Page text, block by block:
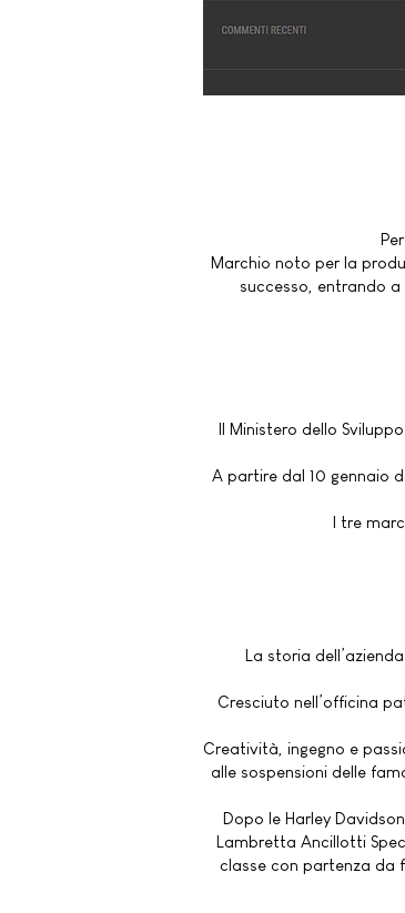
Marchio noto per la
successo, entrando
Il Ministero dello
A partire dal 10 gennaio
I tre
La storia
Cresciuto nell’officina
Creatività, ingegno e
alle sospensioni delle
Dopo le Harley
Lambretta Ancillotti
classe con partenza da